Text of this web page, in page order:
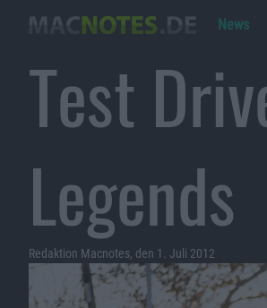
News
Test
Legends
Redaktion Macnotes, den 1. Juli 2012